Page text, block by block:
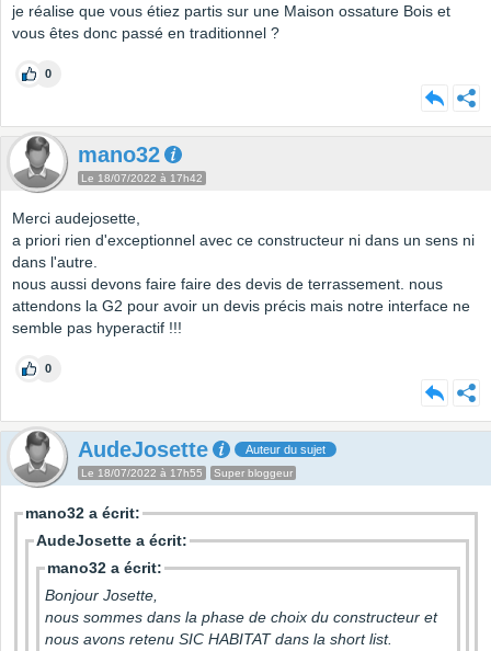
je réalise que vous étiez partis sur une Maison ossature Bois et
vous êtes donc passé en traditionnel ?
0
mano32
Le 18/07/2022 à 17h42
Merci audejosette,
a priori rien d'exceptionnel avec ce constructeur ni dans un sens ni
dans l'autre.
nous aussi devons faire faire des devis de terrassement. nous
attendons la G2 pour avoir un devis précis mais notre interface ne
semble pas hyperactif !!!
0
AudeJosette Auteur du sujet
Le 18/07/2022 à 17h55 Super bloggeur
mano32 a écrit:
AudeJosette a écrit:
mano32 a écrit:
Bonjour Josette,
nous sommes dans la phase de choix du constructeur et
nous avons retenu SIC HABITAT dans la short list.